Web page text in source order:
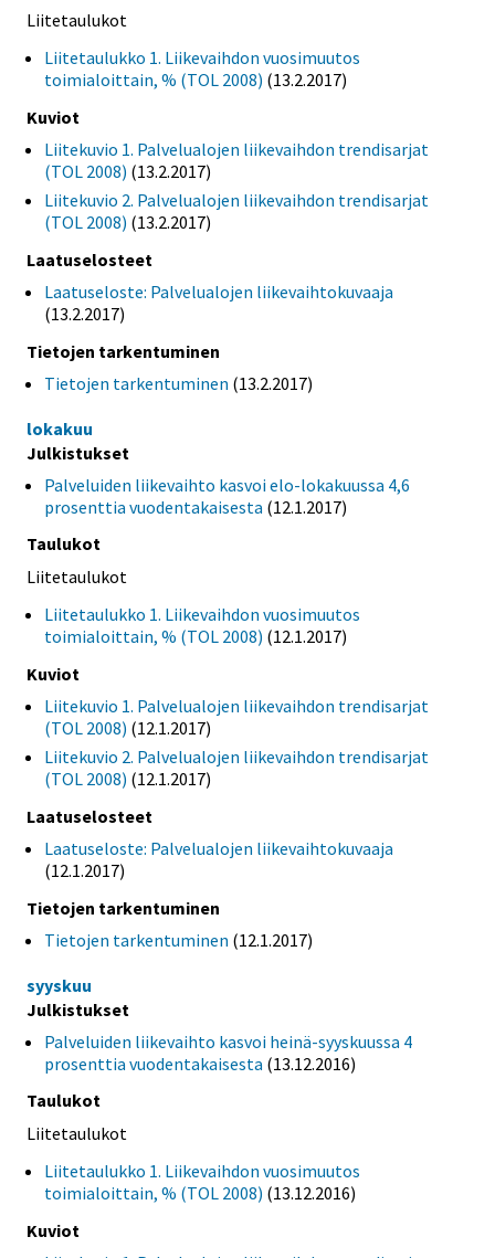
Liitetaulukot
Liitetaulukko 1. Liikevaihdon vuosimuutos
toimialoittain, % (TOL 2008) (13.2.2017)
Kuviot
Liitekuvio 1. Palvelualojen liikevaihdon trendisarjat
(TOL 2008) (13.2.2017)
Liitekuvio 2. Palvelualojen liikevaihdon trendisarjat
(TOL 2008) (13.2.2017)
Laatuselosteet
Laatuseloste: Palvelualojen liikevaihtokuvaaja
(13.2.2017)
Tietojen tarkentuminen
Tietojen tarkentuminen (13.2.2017)
lokakuu
Julkistukset
Palveluiden liikevaihto kasvoi elo-lokakuussa 4,6
prosenttia vuodentakaisesta (12.1.2017)
Taulukot
Liitetaulukot
Liitetaulukko 1. Liikevaihdon vuosimuutos
toimialoittain, % (TOL 2008) (12.1.2017)
Kuviot
Liitekuvio 1. Palvelualojen liikevaihdon trendisarjat
(TOL 2008) (12.1.2017)
Liitekuvio 2. Palvelualojen liikevaihdon trendisarjat
(TOL 2008) (12.1.2017)
Laatuselosteet
Laatuseloste: Palvelualojen liikevaihtokuvaaja
(12.1.2017)
Tietojen tarkentuminen
Tietojen tarkentuminen (12.1.2017)
syyskuu
Julkistukset
Palveluiden liikevaihto kasvoi heinä-syyskuussa 4
prosenttia vuodentakaisesta (13.12.2016)
Taulukot
Liitetaulukot
Liitetaulukko 1. Liikevaihdon vuosimuutos
toimialoittain, % (TOL 2008) (13.12.2016)
Kuviot